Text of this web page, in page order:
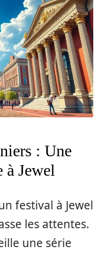
: Une
à Jewel
festival à Jewel
les attentes.
une série